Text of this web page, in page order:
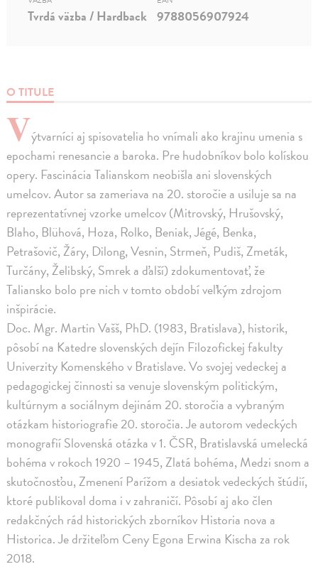
O TITULE
Výtvarníci aj spisovatelia ho vnímali ako krajinu umenia s
epochami renesancie a baroka. Pre hudobníkov bolo kolískou
opery. Fascinácia Talianskom neobišla ani slovenských
umelcov. Autor sa zameriava na 20. storočie a usiluje sa na
reprezentatívnej vzorke umelcov (Mitrovský, Hrušovský,
Blaho, Blühová, Hoza, Rolko, Beniak, Jégé, Benka,
Petrašovič, Žáry, Dilong, Vesnin, Strmeň, Pudiš, Zmeták,
Turčány, Želibský, Smrek a ďalší) zdokumentovať, že
Taliansko bolo pre nich v tomto období veľkým zdrojom
inšpirácie.
Doc. Mgr. Martin Vašš, PhD. (1983, Bratislava), historik,
pôsobí na Katedre slovenských dejín Filozofickej fakulty
Univerzity Komenského v Bratislave. Vo svojej vedeckej a
pedagogickej činnosti sa venuje slovenským politickým,
kultúrnym a sociálnym dejinám 20. storočia a vybraným
otázkam historiografie 20. storočia. Je autorom vedeckých
monografií Slovenská otázka v 1. ČSR, Bratislavská umelecká
bohéma v rokoch 1920 – 1945, Zlatá bohéma, Medzi snom a
skutočnosťou, Zmenení Parížom a desiatok vedeckých štúdií,
ktoré publikoval doma i v zahraničí. Pôsobí aj ako člen
redakčných rád historických zborníkov Historia nova a
Historica. Je držiteľom Ceny Egona Erwina Kischa za rok
2018.
Tvrdá väzba / Hardback 9788056907924